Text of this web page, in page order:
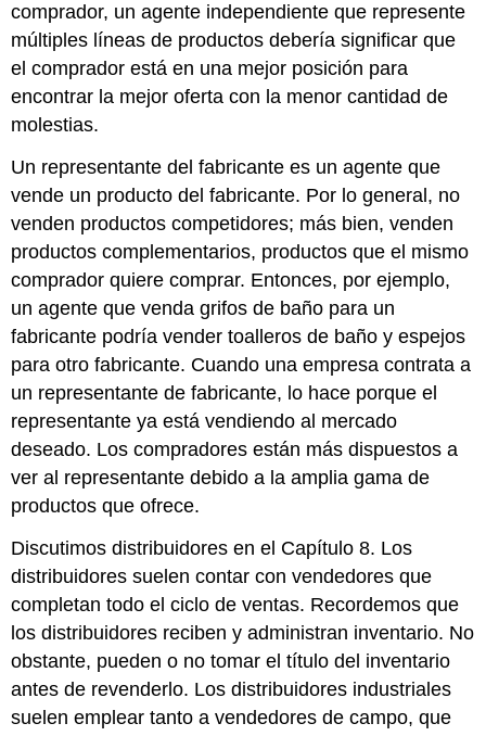
comprador, un agente independiente que represente
múltiples líneas de productos debería significar que
el comprador está en una mejor posición para
encontrar la mejor oferta con la menor cantidad de
molestias.
Un representante del fabricante es un agente que
vende un producto del fabricante. Por lo general, no
venden productos competidores; más bien, venden
productos complementarios, productos que el mismo
comprador quiere comprar. Entonces, por ejemplo,
un agente que venda grifos de baño para un
fabricante podría vender toalleros de baño y espejos
para otro fabricante. Cuando una empresa contrata a
un representante de fabricante, lo hace porque el
representante ya está vendiendo al mercado
deseado. Los compradores están más dispuestos a
ver al representante debido a la amplia gama de
productos que ofrece.
Discutimos distribuidores en el Capítulo 8. Los
distribuidores suelen contar con vendedores que
completan todo el ciclo de ventas. Recordemos que
los distribuidores reciben y administran inventario. No
obstante, pueden o no tomar el título del inventario
antes de revenderlo. Los distribuidores industriales
suelen emplear tanto a vendedores de campo, que